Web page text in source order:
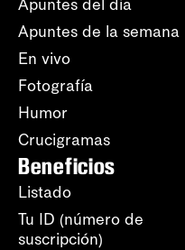
Apuntes del día
Apuntes de la semana
En vivo
Fotografía
Humor
Crucigramas
Beneficios
Listado
Tu ID (número de
suscripción)